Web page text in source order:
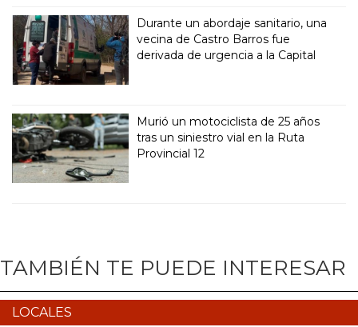
Durante un abordaje sanitario, una
vecina de Castro Barros fue
derivada de urgencia a la Capital
Murió un motociclista de 25 años
tras un siniestro vial en la Ruta
Provincial 12
TAMBIÉN TE PUEDE INTERESAR
LOCALES